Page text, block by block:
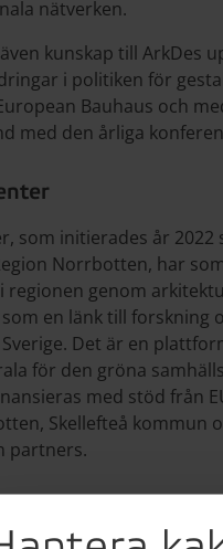
nätverken.
kunskap till ArkDes
i politiken för
Bauhaus och
med den årliga
som initierades år
Norrbotten, har
genom
en länk till
Det är en
för den gröna
med stöd från
Skellefteå kommun
partners.